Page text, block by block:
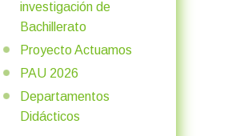
investigación de
Bachillerato
Proyecto Actuamos
PAU 2026
Departamentos
Didácticos